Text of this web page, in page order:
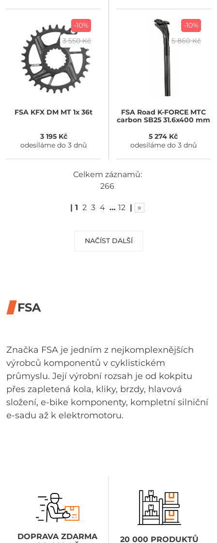
-10%
3 550 Kč
FSA KFX DM MT 1x 36t
3 195 Kč
odesíláme do 3 dnů
-10%
5 860 Kč
FSARoad K-FORCE MTC
carbon SB25 31.6x400 mm
5 274 Kč
odesíláme do 3 dnů
NAČÍST DALŠÍ
Celkem záznamů:
266
| 1 2 3 4 … 12 | »
FSA
Značka FSA je jedním z nejkomplexnějších
výrobců komponentů v cyklistickém
průmyslu. Její výrobní rozsah je od kokpitu
přes zapletená kola, kliky, brzdy, hlavová
složení, e-bike komponenty, kompletní silniční
e-sadu až k elektromotoru.
DOPRAVA ZDARMA
20 000 PRODUKTŮ